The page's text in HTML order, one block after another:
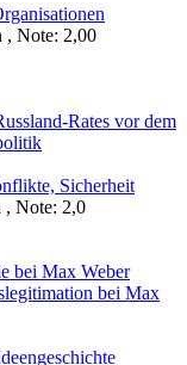
, Note: 2,00
Rates vor dem
Sicherheit
, Note: 2,0
bei Max Weber
bei Max